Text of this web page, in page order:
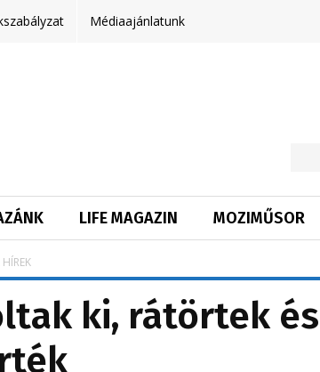
Médiaajánlatunk
LIFE MAGAZIN MOZIMŰSOR
HÍREK
ki, rátörtek és